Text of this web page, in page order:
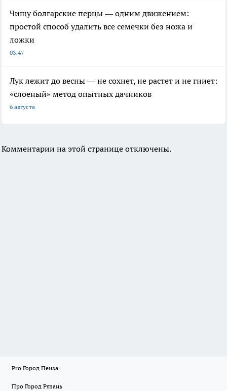
Чищу болгарские перцы — одним движением:
простой способ удалить все семечки без ножа и
ложки
03:47
Лук лежит до весны — не сохнет, не растет и не гниет:
«слоеный» метод опытных дачников
6 августа
Комментарии на этой странице отключены.
Pro Город Пенза
Про Город Рязань